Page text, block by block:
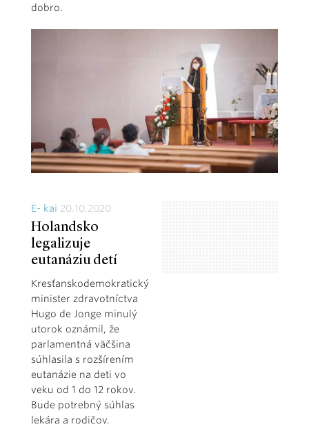
dobro.
E- kai 20.10.2020
Holandsko
legalizuje
eutanáziu detí
Kresťanskodemokratický
minister zdravotníctva
Hugo de Jonge minulý
utorok oznámil, že
parlamentná väčšina
súhlasila s rozšírením
eutanázie na deti vo
veku od 1 do 12 rokov.
Bude potrebný súhlas
lekára a rodičov.